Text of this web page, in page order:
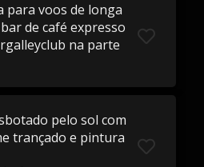
para voos de longa
de café expresso
na parte
pelo sol com
trançado e pintura